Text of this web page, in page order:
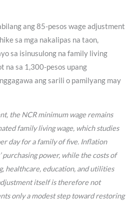
ang 85-pesos wage adjustment
sa mga nakalipas na taon,
sa isinusulong na family living
na sa 1,300-pesos upang
ang sarili o pamilyang may
the NCR minimum wage remains
family living wage, which studies
day for a family of five. Inflation
power, while the costs of
healthcare, education, and utilities
itself is therefore not
only a modest step toward restoring